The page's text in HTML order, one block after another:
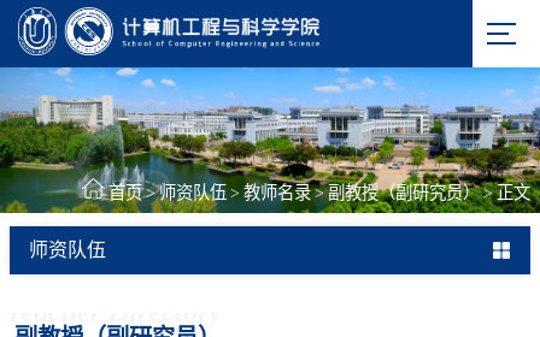
首页>师资队伍>教师名录>副教授（副研究员）>正文
师资队伍